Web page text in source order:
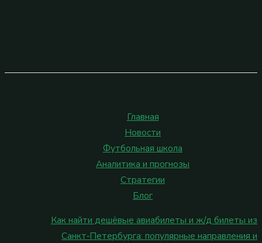
Главная
Новости
Футбольная школа
Аналитика и прогнозы
Стратегии
Блог
Как найти дешёвые авиабилеты и ж/д билеты из
Санкт‑Петербурга: популярные направления и